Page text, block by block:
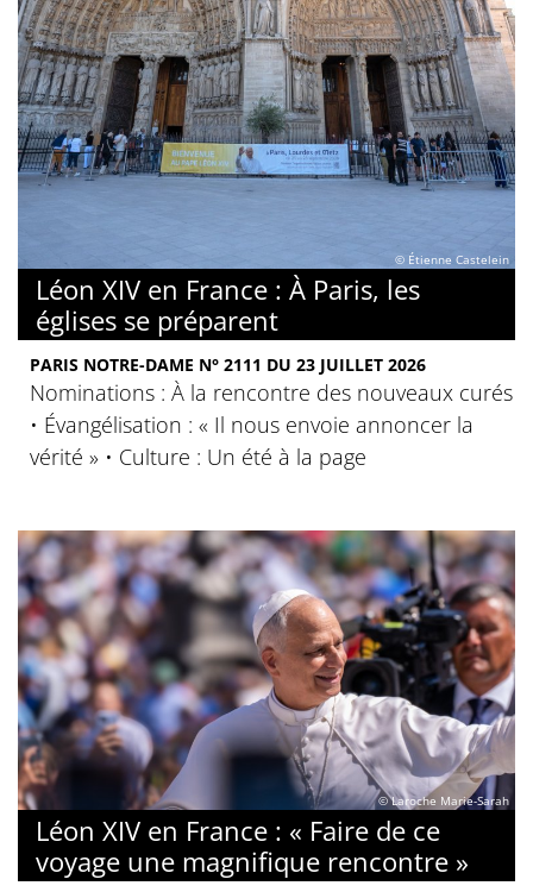
© Étienne Castelein
Léon XIV en France : À Paris, les
églises se préparent
PARIS NOTRE-DAME N° 2111 DU 23 JUILLET 2026
Nominations : À la rencontre des nouveaux curés
• Évangélisation : « Il nous envoie annoncer la
vérité » • Culture : Un été à la page
© Laroche Marie-Sarah
Léon XIV en France : « Faire de ce
voyage une magnifique rencontre »